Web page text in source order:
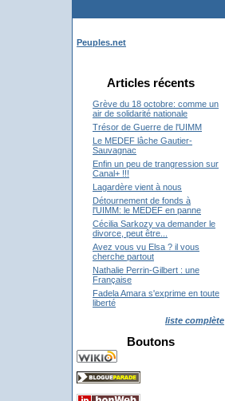
Peuples.net
Articles récents
Grève du 18 octobre: comme un
air de solidarité nationale
Trésor de Guerre de l'UIMM
Le MEDEF lâche Gautier-
Sauvagnac
Enfin un peu de trangression sur
Canal+ !!!
Lagardère vient à nous
Détournement de fonds à
l'UIMM: le MEDEF en panne
Cécilia Sarkozy va demander le
divorce, peut être...
Avez vous vu Elsa ? il vous
cherche partout
Nathalie Perrin-Gilbert : une
Française
Fadela Amara s'exprime en toute
liberté
liste complète
Boutons